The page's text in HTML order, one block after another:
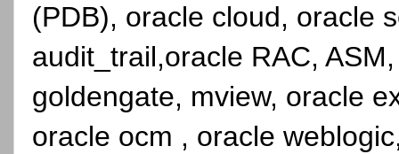
(PDB), oracle cloud, oracle
audit_trail,oracle RAC,
goldengate, mview, oracle
oracle ocm , oracle